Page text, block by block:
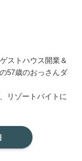
ストハウス開業＆
57歳のおっさんダ
リゾートバイトに